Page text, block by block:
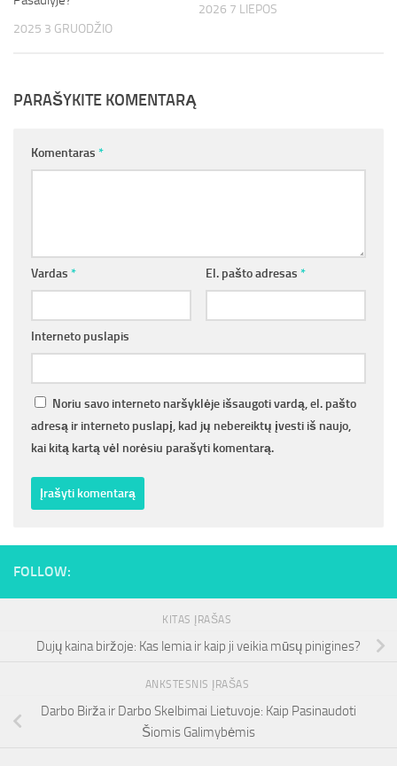
2025 3 GRUODŽIO
2026 7 LIEPOS
PARAŠYKITE KOMENTARĄ
Komentaras *
Vardas * El. pašto adresas *
Interneto puslapis
Noriu savo interneto naršyklėje išsaugoti vardą, el. pašto
adresą ir interneto puslapį, kad jų nebereiktų įvesti iš naujo,
kai kitą kartą vėl norėsiu parašyti komentarą.
FOLLOW:
KITAS ĮRAŠAS
Dujų kaina biržoje: Kas lemia ir kaip ji veikia mūsų pinigines?
ANKSTESNIS ĮRAŠAS
Darbo Birža ir Darbo Skelbimai Lietuvoje: Kaip Pasinaudoti
Šiomis Galimybėmis